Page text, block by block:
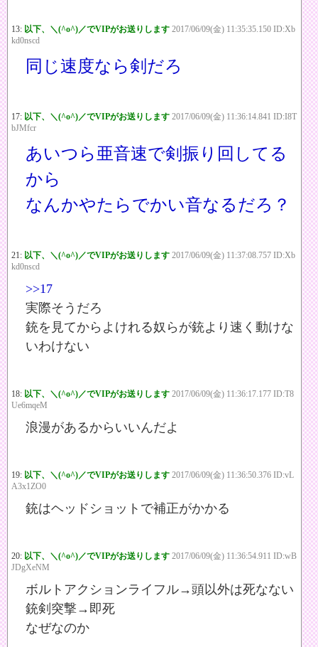
13: 以下、＼(^o^)／でVIPがお送りします 2017/06/09(金) 11:35:35.150 ID:Xb
kd0nscd
同じ速度なら剣だろ
17: 以下、＼(^o^)／でVIPがお送りします 2017/06/09(金) 11:36:14.841 ID:I8T
bJMfcr
あいつら亜音速で剣振り回してる
から
なんかやたらでかい音なるだろ？
21: 以下、＼(^o^)／でVIPがお送りします 2017/06/09(金) 11:37:08.757 ID:Xb
kd0nscd
>>17
実際そうだろ
銃を見てからよけれる奴らが銃より速く動けな
いわけない
18: 以下、＼(^o^)／でVIPがお送りします 2017/06/09(金) 11:36:17.177 ID:T8
Ue6mqeM
浪漫があるからいいんだよ
19: 以下、＼(^o^)／でVIPがお送りします 2017/06/09(金) 11:36:50.376 ID:vL
A3x1ZO0
銃はヘッドショットで補正がかかる
20: 以下、＼(^o^)／でVIPがお送りします 2017/06/09(金) 11:36:54.911 ID:wB
JDgXeNM
ボルトアクションライフル→頭以外は死なない
銃剣突撃→即死
なぜなのか